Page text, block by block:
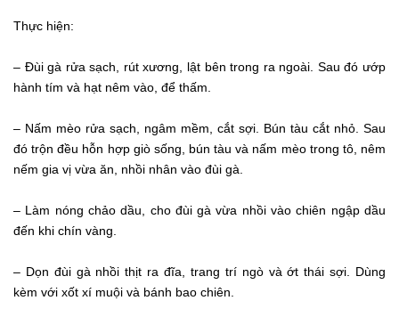
Thực hiện:
– Đùi gà rửa sạch, rút xương, lật bên trong ra ngoài. Sau đó ướp
hành tím và hạt nêm vào, để thấm.
– Nấm mèo rửa sạch, ngâm mềm, cắt sợi. Bún tàu cắt nhỏ. Sau
đó trộn đều hỗn hợp giò sống, bún tàu và nấm mèo trong tô, nêm
nếm gia vị vừa ăn, nhồi nhân vào đùi gà.
– Làm nóng chảo dầu, cho đùi gà vừa nhồi vào chiên ngập dầu
đến khi chín vàng.
– Dọn đùi gà nhồi thịt ra đĩa, trang trí ngò và ớt thái sợi. Dùng
kèm với xốt xí muội và bánh bao chiên.